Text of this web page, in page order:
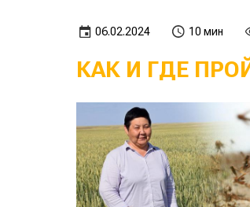
06.02.2024 10 мин
КАК И ГДЕ